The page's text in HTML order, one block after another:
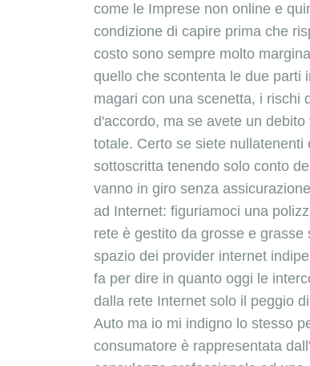
come le Imprese non online e
condizione di capire prima che
costo sono sempre molto
quello che scontenta le due parti
magari con una scenetta, i rischi
d'accordo, ma se avete un
totale. Certo se siete
sottoscritta tenendo solo conto
vanno in giro senza
ad Internet: figuriamoci una
rete è gestito da grosse e
spazio dei provider internet
fa per dire in quanto oggi le
dalla rete Internet solo il peggio
Auto ma io mi indigno lo stesso
consumatore è rappresentata